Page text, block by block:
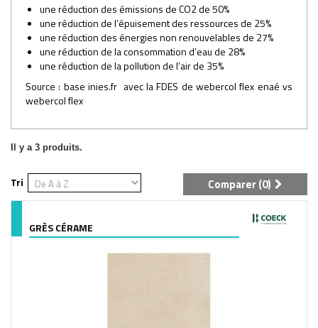
une réduction des émissions de CO2 de 50%
une réduction de l’épuisement des ressources de 25%
une réduction des énergies non renouvelables de 27%
une réduction de la consommation d’eau de 28%
une réduction de la pollution de l’air de 35%
Source : base inies.fr avec la FDES de webercol flex enaé vs
webercol flex
Il y a 3 produits.
Tri Comparer (0)
GRÈS CÉRAME